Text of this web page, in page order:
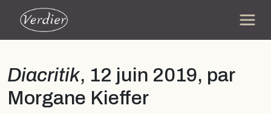
Diacritik, 12 juin 2019, par
Morgane Kieffer